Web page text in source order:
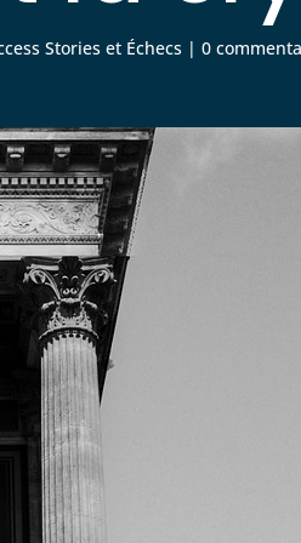
Stories et Échecs| 0